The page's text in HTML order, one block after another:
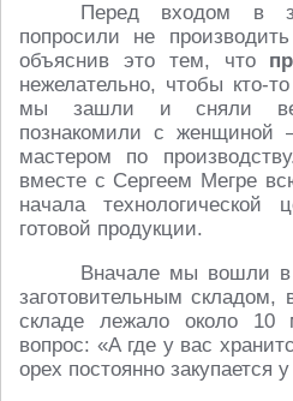
Перед входом в
попросили не
объяснив это тем, что
нежелательно, чтобы кто-
мы зашли и сняли
познакомили с женщиной
мастером по
вместе с Сергеем Мегре
начала
готовой продукции.
Вначале мы вошли в
заготовительным
складе лежало около
вопрос: «А где у вас
орех постоянно закупается